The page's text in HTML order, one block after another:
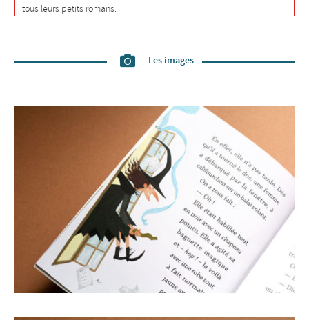
tous leurs petits romans.
Les images